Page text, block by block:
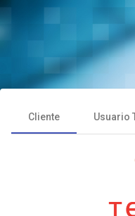
Cliente Usuario